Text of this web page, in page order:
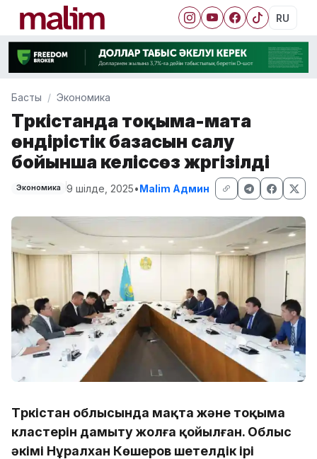
RU
Басты Экономика
Түркістанда тоқыма-мата
өндірістік базасын салу
бойынша келіссөз жүргізілді
Экономика 9 шілде, 2025•Malim Админ
Түркістан облысында мақта және тоқыма
кластерін дамыту жолға қойылған. Облыс
әкімі Нұралхан Көшеров шетелдік ірі